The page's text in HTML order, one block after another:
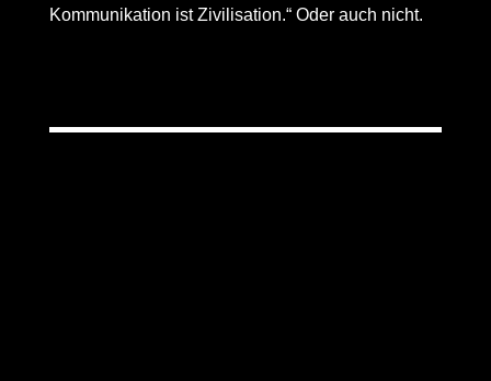
Kommunikation ist Zivilisation.“ Oder auch nicht.